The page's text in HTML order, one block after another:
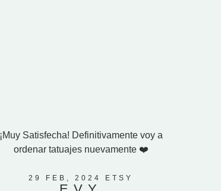
¡Muy Satisfecha! Definitivamente voy a
ordenar tatuajes nuevamente ❤️
29 FEB, 2024 ETSY